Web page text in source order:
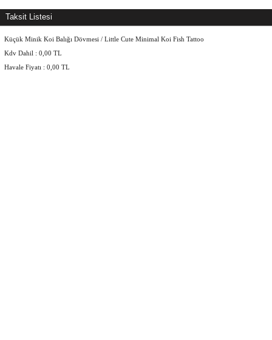
Taksit Listesi
Küçük Minik Koi Balığı Dövmesi / Little Cute Minimal Koi Fish Tattoo
Kdv Dahil : 0,00 TL
Havale Fiyatı : 0,00 TL